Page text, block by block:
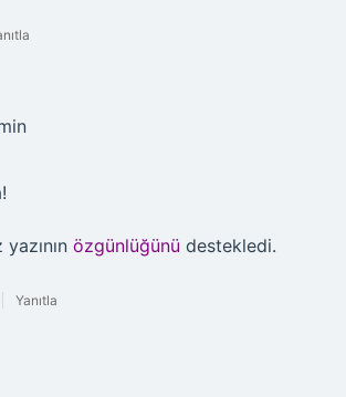
özgünlüğünü destekledi.
Yanıtla